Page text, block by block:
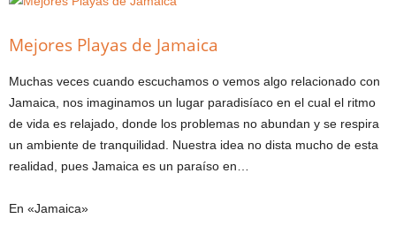
Mejores Playas de Jamaica
Muchas veces cuando escuchamos o vemos algo relacionado con
Jamaica, nos imaginamos un lugar paradisíaco en el cual el ritmo
de vida es relajado, donde los problemas no abundan y se respira
un ambiente de tranquilidad. Nuestra idea no dista mucho de esta
realidad, pues Jamaica es un paraíso en…
En «Jamaica»